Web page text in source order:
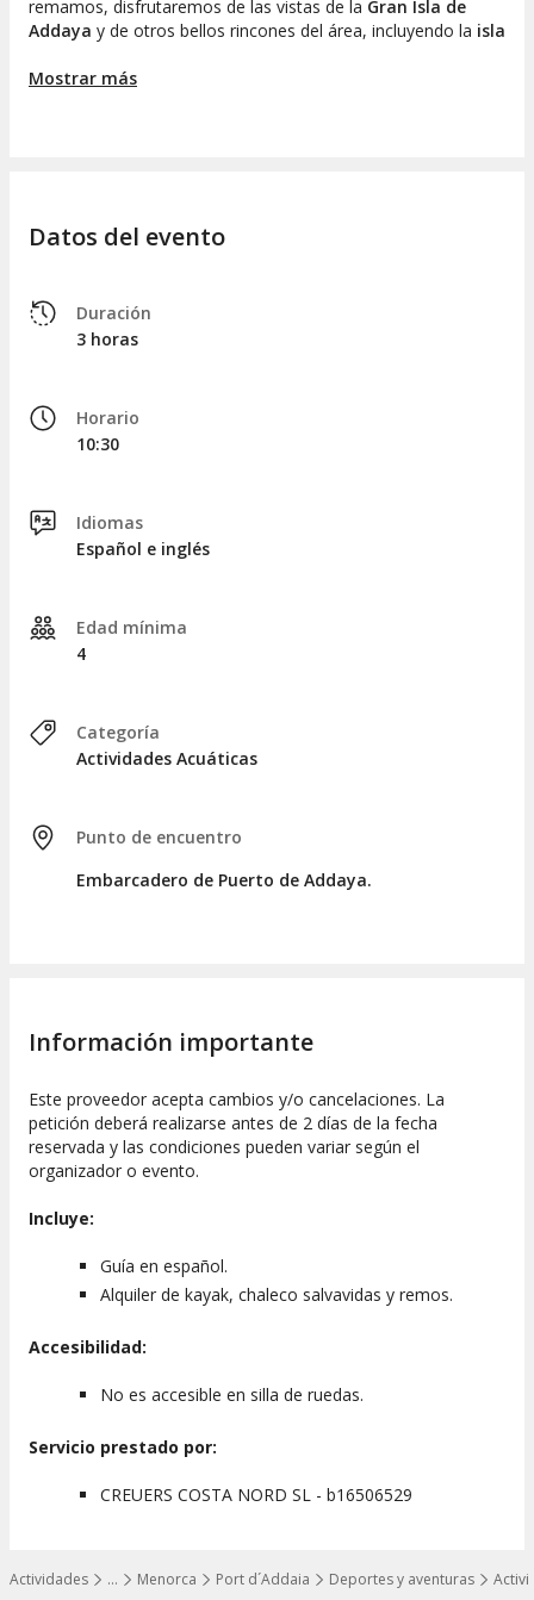
…
Mostrar todos los niveles
Actividades Menorca Port d´Addaia Deportes y aventuras
remamos, disfrutaremos de las vistas de la Gran Isla de
Addaya y de otros bellos rincones del área, incluyendo la isla
aguas.
kayak hacia el puerto de partida, concluyendo así nuestra
aventura trastres horas de recorrido
Mostrar más
Datos del evento
Duración
3 horas
Horario
10:30
Idiomas
Español e inglés
Edad mínima
4
Categoría
Actividades Acuáticas
Punto de encuentro
Embarcadero de Puerto de Addaya.
Información importante
Este proveedor acepta cambios y/o cancelaciones. La
petición deberá realizarse antes de 2 días de la fecha
reservada y las condiciones pueden variar según el
organizador o evento.
Incluye:
Guía en español.
Alquiler de kayak, chaleco salvavidas y remos.
Accesibilidad:
No es accesible en silla de ruedas.
Servicio prestado por:
CREUERS COSTA NORD SL - b16506529